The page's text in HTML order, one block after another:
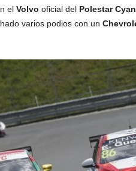
el Volvo oficial del Polestar
varios podios con un